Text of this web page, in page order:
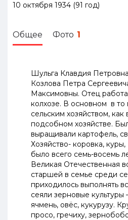
10 октября 1934 (91 год)
Общее Фото 1
Шульга Клавдия
Козлова Петра
Максимовны. Отец
колхозе. В основном в то
сельским хозяйством, как
подсобном хозяйстве.
выращивали картофель,
Хозяйство- коровка,
было всего семь-восемь
Великая Отечественная
старшей в семье среди
приходилось выполнять
сеяли зерновые
ячмень, овёс, кукурузу.
просо, гречиху,